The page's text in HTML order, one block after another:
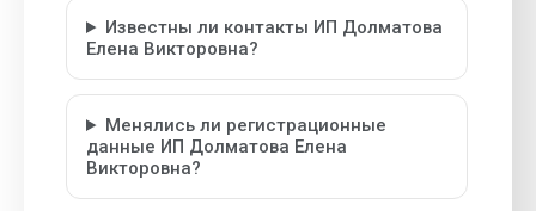
Известны ли контакты ИП Долматова
Елена Викторовна?
Менялись ли регистрационные
данные ИП Долматова Елена
Викторовна?